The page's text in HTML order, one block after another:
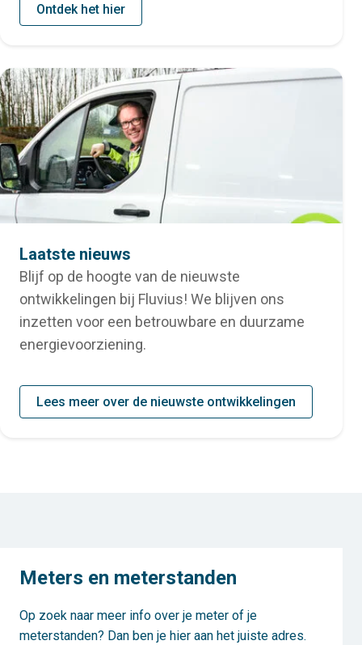
Ontdek het hier
Laatste nieuws
Blijf op de hoogte van de nieuwste
ontwikkelingen bij Fluvius! We blijven ons
inzetten voor een betrouwbare en duurzame
energievoorziening.
Lees meer over de nieuwste ontwikkelingen
Meters en meterstanden
Op zoek naar meer info over je meter of je
meterstanden? Dan ben je hier aan het juiste adres.